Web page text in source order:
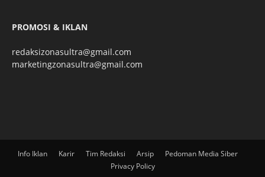
PROMOSI & IKLAN
redaksizonasultra@gmail.com
marketingzonasultra@gmail.com
Info Iklan Karir Tim Redaksi Arsip
Pedoman Media Siber
Privacy Policy